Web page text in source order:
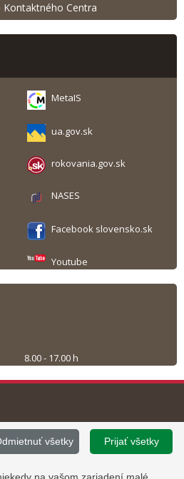
Centra
MetaIS
ua.gov.sk
rokovania.gov.sk
NASES
Facebook slovensko.sk
Youtube
8.00 - 17.00 h
Prevádzku stránky
www.slovensko.sk a správu jej
obsahu zabezpečuje
Prijať všetky
všetky